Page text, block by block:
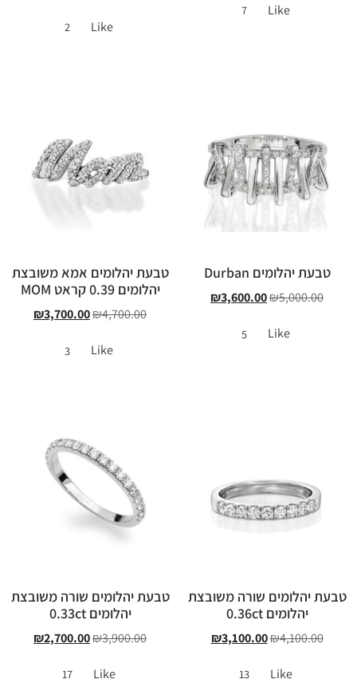
Like
7
Like
2
טבעת יהלומים Durban
₪5,000.00
₪3,600.00
Like
5
טבעת יהלומים אמא משובצת
יהלומים 0.39 קראט MOM
₪4,700.00
₪3,700.00
Like
3
טבעת יהלומים שורה משובצת
יהלומים 0.36ct
₪4,100.00
₪3,100.00
Like
13
טבעת יהלומים שורה משובצת
יהלומים 0.33ct
₪3,900.00
₪2,700.00
Like
17